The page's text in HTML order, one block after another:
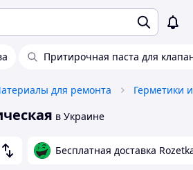
Притирочная паста для
для ремонта Герметики
в Украине
Бесплатная доставка